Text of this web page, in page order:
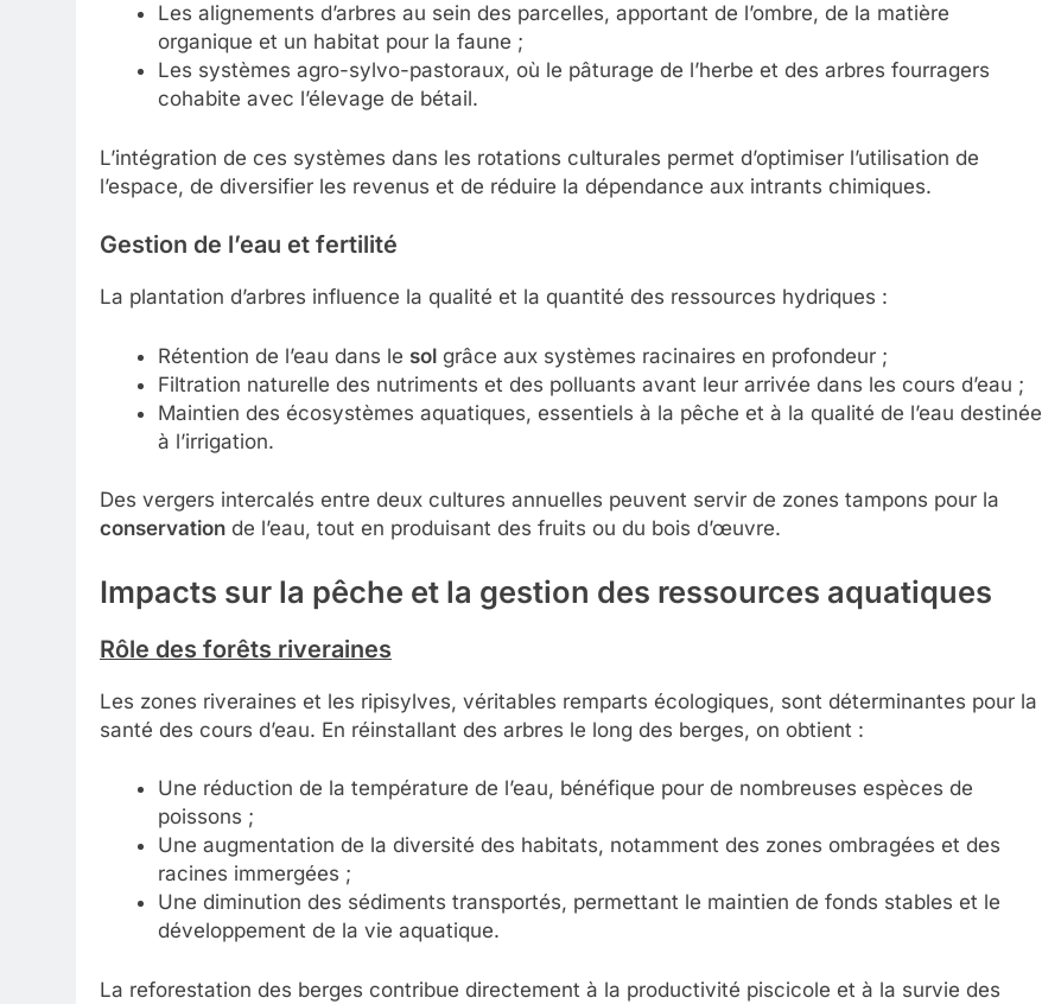
Les alignements d’arbres au sein des parcelles, apportant de l’ombre, de la matière
organique et un habitat pour la faune ;
Les systèmes agro-sylvo-pastoraux, où le pâturage de l’herbe et des arbres fourragers
cohabite avec l’élevage de bétail.
L’intégration de ces systèmes dans les rotations culturales permet d’optimiser l’utilisation de
l’espace, de diversifier les revenus et de réduire la dépendance aux intrants chimiques.
Gestion de l’eau et fertilité
La plantation d’arbres influence la qualité et la quantité des ressources hydriques :
Rétention de l’eau dans le solgrâce aux systèmes racinaires en profondeur ;
Filtration naturelle des nutriments et des polluants avant leur arrivée dans les cours d’eau ;
Maintien des écosystèmes aquatiques, essentiels à la pêche et à la qualité de l’eau destinée
à l’irrigation.
Des vergers intercalés entre deux cultures annuelles peuvent servir de zones tampons pour la
conservation de l’eau, tout en produisant des fruits ou du bois d’œuvre.
Impacts sur la pêche et la gestion des ressources aquatiques
Rôle des forêts riveraines
Les zones riveraines et les ripisylves, véritables remparts écologiques, sont déterminantes pour la
santé des cours d’eau. En réinstallant des arbres le long des berges, on obtient :
Une réduction de la température de l’eau, bénéfique pour de nombreuses espèces de
poissons ;
Une augmentation de la diversité des habitats, notamment des zones ombragées et des
racines immergées ;
Une diminution des sédiments transportés, permettant le maintien de fonds stables et le
développement de la vie aquatique.
La reforestation des berges contribue directement à la productivité piscicole et à la survie des